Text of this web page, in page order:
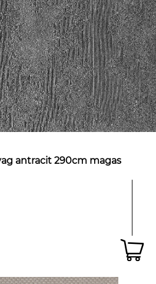
antracit 290cm magas